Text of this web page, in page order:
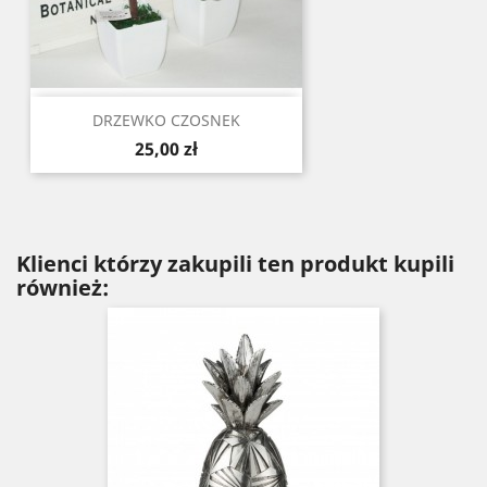
DRZEWKO CZOSNEK
Cena
25,00 zł
Klienci którzy zakupili ten produkt kupili
również: